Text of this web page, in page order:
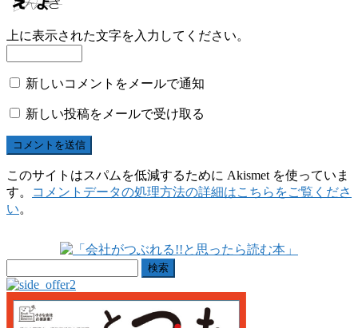
上に表示された文字を入力してください。
新しいコメントをメールで通知
新しい投稿をメールで受け取る
このサイトはスパムを低減するために Akismet を使っていま
す。
コメントデータの処理方法の詳細はこちらをご覧くださ
い。
索: